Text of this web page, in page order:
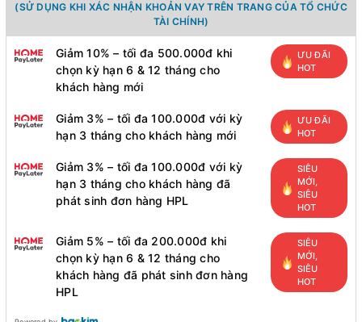
(SỬ DỤNG KHI XÁC NHẬN KHOẢN VAY TRÊN TRANG CỦA TỔ CHỨC
TÀI CHÍNH)
Giảm 10% – tối đa 500.000đ khi
chọn kỳ hạn 6 & 12 tháng cho
khách hàng mới
ƯU ĐÃI
HOT
Giảm 3% – tối đa 100.000đ với kỳ
hạn 3 tháng cho khách hàng mới
ƯU ĐÃI
HOT
Giảm 3% – tối đa 100.000đ với kỳ
hạn 3 tháng cho khách hàng đã
phát sinh đơn hàng HPL
SIÊU
MỚI,
SIÊU
HOT
Giảm 5% – tối đa 200.000đ khi
chọn kỳ hạn 6 & 12 tháng cho
khách hàng đã phát sinh đơn hàng
HPL
SIÊU
MỚI,
SIÊU
HOT